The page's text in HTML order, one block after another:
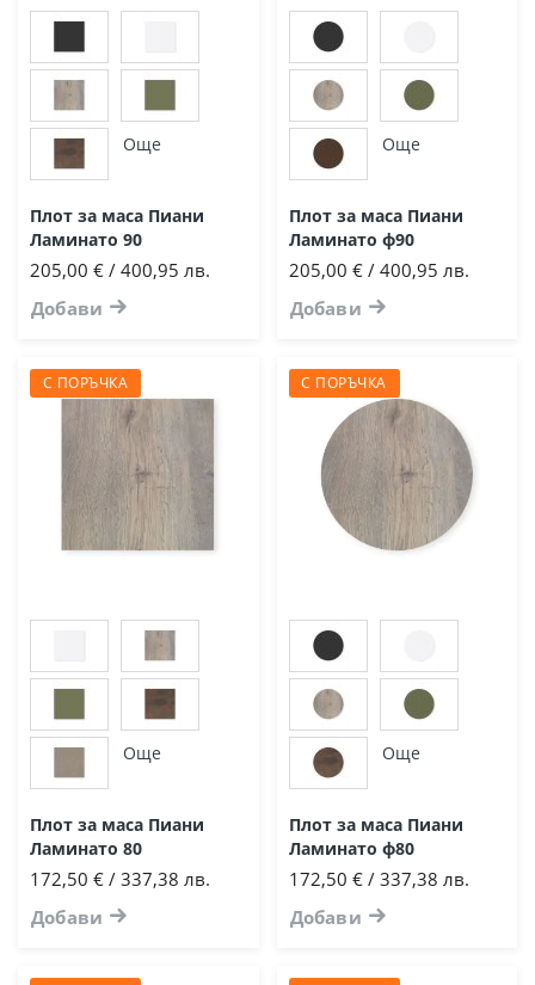
Още
Плот за маса Пиани
Ламинато 90
205,00 € / 400,95 лв.
Добави
Още
Плот за маса Пиани
Ламинато ф90
205,00 € / 400,95 лв.
Добави
С ПОРЪЧКА
Още
Плот за маса Пиани
Ламинато 80
172,50 € / 337,38 лв.
Добави
С ПОРЪЧКА
Още
Плот за маса Пиани
Ламинато ф80
172,50 € / 337,38 лв.
Добави